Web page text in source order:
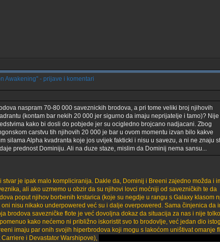
Awakening'' - prijave i komentari
naspram 70-80 000 saveznickih brodova, a pri tome veliki broj njihovih
(kontam bar nekih 20 000 jer sigurno da imaju neprijatelje i tamo)? Nije
kako bi dosli do pobjede jer su ocigledno brojcano nadjacani. Zbog
carstvu tih njihovih 20 000 je bar u ovom momentu izvan bilo kakve
silama Alpha kvadranta koje jos uvijek fakticki i nisu u savezu, a ni ne znaju
prednost Dominiju. Ali na duze staze, mislim da Dominij nema sansu...
stvar je ipak malo kompliciranija. Dakle da, Dominij i Breeni zajedno možda i
ali ako uzmemo u obzir da su njihovi lovci moćniji od savezničkih te da
poput njihov borbenih krstarica (koje su negdje u rangu s Galaxy klasom
nisu nikako underpowered već su i dalje overpowered. Sama činjenica da
brodova savezničke flote je već dovoljna dokaz da situacija za nas i nije tolko
kako nećemo ni približno iskoristit svo to brodovlje, već jedan dio
imaju par onih svojih hiperbrodova koji mogu s lakoćom uništivat omanje
i Devastator Warshipove),